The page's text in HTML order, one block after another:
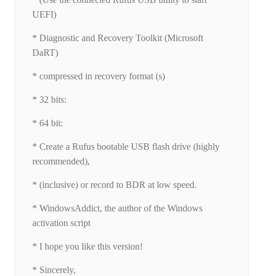
UEFI)
* Diagnostic and Recovery Toolkit (Microsoft
DaRT)
* compressed in recovery format (s)
* 32 bits:
* 64 bit:
* Create a Rufus bootable USB flash drive (highly
recommended),
* (inclusive) or record to BDR at low speed.
* WindowsAddict, the author of the Windows
activation script
* I hope you like this version!
* Sincerely,